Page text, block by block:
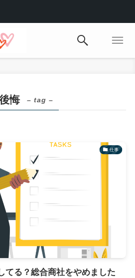
悔 – tag –
仕事
てる？総合商社をやめました